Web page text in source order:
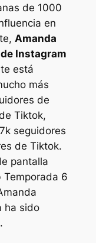
de 1000
en
Amanda
Instagram
está
más
de
Tiktok,
seguidores
de Tiktok.
pantalla
Temporada 6
ha sido